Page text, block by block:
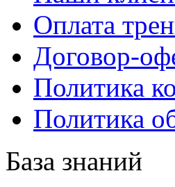
Оплата
Договор-
Политика
Политика
База знаний